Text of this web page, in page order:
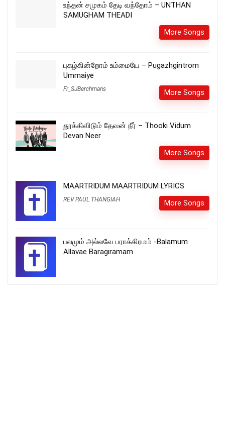
உந்தன் சமுகம் தேடி வந்தோம் – UNTHAN
SAMUGHAM THEADI
More Songs
புகழ்கின்றோம் உம்மையே – Pugazhgintrom
Ummaiye
Fr_SJBerchmans More Songs
தூக்கிவிடும் தேவன் நீர் – Thooki Vidum
Devan Neer
More Songs
MAARTRIDUM MAARTRIDUM LYRICS
REV PAUL THANGIAH More Songs
பலமும் அல்லவே பராக்கிரமம் -Balamum
Allavae Baragiramam